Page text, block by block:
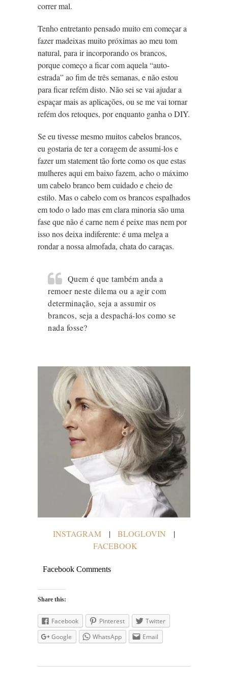
correr mal.
Tenho entretanto pensado muito em começar a
fazer madeixas muito próximas ao meu tom
natural, para ir incorporando os brancos,
porque começo a ficar com aquela “auto-
estrada” ao fim de três semanas, e não estou
para ficar refém disto. Não sei se vai ajudar a
espaçar mais as aplicações, ou se me vai tornar
refém dos retoques, por enquanto ganha o DIY.
Se eu tivesse mesmo muitos cabelos brancos,
eu gostaria de ter a coragem de assumi-los e
fazer um statement tão forte como os que estas
mulheres aqui em baixo fazem, acho o máximo
um cabelo branco bem cuidado e cheio de
estilo. Mas o cabelo com os brancos espalhados
em todo o lado mas em clara minoria são uma
fase que não é carne nem é peixe mas nem por
isso nos deixa indiferente: é uma melga a
rondar a nossa almofada, chata do caraças.
Quem é que também anda a
remoer neste dilema ou a agir com
determinação, seja a assumir os
brancos, seja a despachá-los como se
nada fosse?
INSTAGRAM | BLOGLOVIN |
FACEBOOK
Facebook Comments
Share this:
Facebook Pinterest
Twitter
Google
WhatsApp Email